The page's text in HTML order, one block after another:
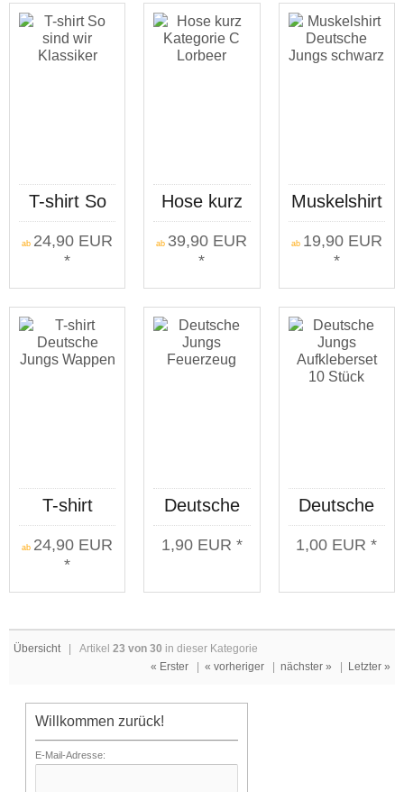
T-shirt So
sind wir
Klassiker
ab 24,90 EUR
*
Hose kurz
Kategorie C
Lorbeer
ab 39,90 EUR
*
Muskelshirt
Deutsche
Jungs
ab 19,90 EUR
*
T-shirt
Deutsche
Jungs
ab 24,90 EUR
*
Deutsche
Jungs
Feuerzeug
1,90 EUR *
Deutsche
Jungs
Aufkleberset
1,00 EUR *
Übersicht| Artikel 23 von 30 in dieser Kategorie
« Erster
« vorheriger nächster » Letzter »
Willkommen zurück!
E-Mail-Adresse: